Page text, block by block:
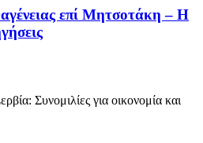
επί Μητσοτάκη – Η